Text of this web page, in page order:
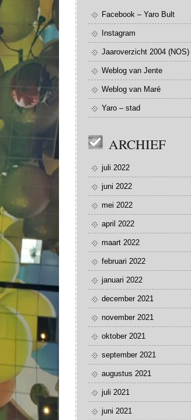
Facebook – Yaro Bult
Instagram
Jaaroverzicht 2004 (NOS)
Weblog van Jente
Weblog van Maré
Yaro – stad
ARCHIEF
juli 2022
juni 2022
mei 2022
april 2022
maart 2022
februari 2022
januari 2022
december 2021
november 2021
oktober 2021
september 2021
augustus 2021
juli 2021
juni 2021